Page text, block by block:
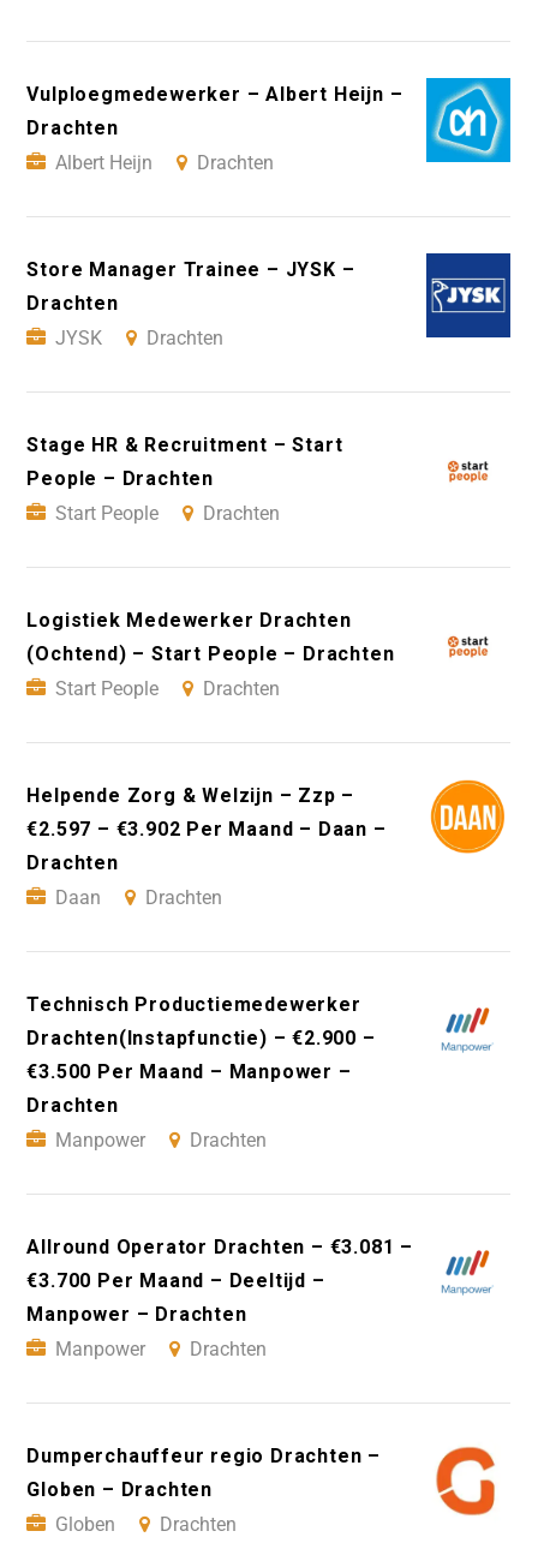
Vulploegmedewerker – Albert Heijn –
Drachten
Albert Heijn
Drachten
Store Manager Trainee – JYSK –
Drachten
JYSK
Drachten
Stage HR & Recruitment – Start
People – Drachten
Start People
Drachten
Logistiek Medewerker Drachten
(Ochtend) – Start People – Drachten
Start People
Drachten
Helpende Zorg & Welzijn – Zzp –
€2.597 – €3.902 Per Maand – Daan –
Drachten
Daan
Drachten
Technisch Productiemedewerker
Drachten(Instapfunctie) – €2.900 –
€3.500 Per Maand – Manpower –
Drachten
Manpower
Drachten
Allround Operator Drachten – €3.081 –
€3.700 Per Maand – Deeltijd –
Manpower – Drachten
Manpower
Drachten
Dumperchauffeur regio Drachten –
Globen – Drachten
Globen
Drachten